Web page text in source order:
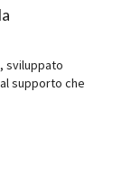
sviluppato
supporto che